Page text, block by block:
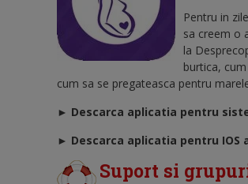
Pentru in
sa creem o
la
burtica,
cum sa se pregateasca pentru
► Descarca aplicatia pentru
► Descarca aplicatia pentru IOS
Suport si